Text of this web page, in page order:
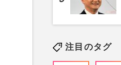
注目のタグ